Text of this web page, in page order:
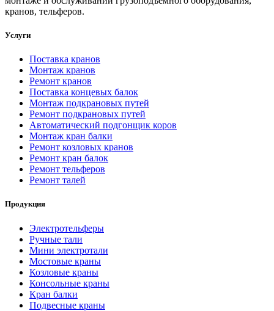
кранов, тельферов.
Услуги
Поставка кранов
Монтаж кранов
Ремонт кранов
Поставка концевых балок
Монтаж подкрановых путей
Ремонт подкрановых путей
Автоматический подгонщик коров
Монтаж кран балки
Ремонт козловых кранов
Ремонт кран балок
Ремонт тельферов
Ремонт талей
Продукция
Электротельферы
Ручные тали
Мини электротали
Мостовые краны
Козловые краны
Консольные краны
Кран балки
Подвесные краны